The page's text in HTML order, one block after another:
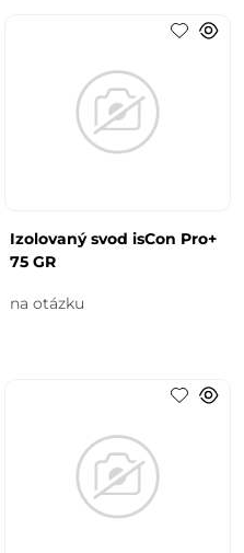
Izolovaný svod isCon Pro+
75 GR
na otázku